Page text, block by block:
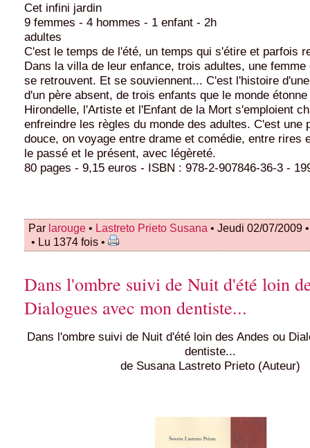
Cet infini jardin
9 femmes - 4 hommes - 1 enfant - 2h
adultes
C'est le temps de l'été, un temps qui s'étire et parfois
Dans la villa de leur enfance, trois adultes, une femme
se retrouvent. Et se souviennent... C'est l'histoire
d'un père absent, de trois enfants que le monde
Hirondelle, l'Artiste et l'Enfant de la Mort s'emploient
enfreindre les règles du monde des adultes. C'est une
douce, on voyage entre drame et comédie, entre rires
le passé et le présent, avec légèreté.
80 pages - 9,15 euros - ISBN : 978-2-907846-36-3 -
Par larouge • Lastreto Prieto Susana • Jeudi 02/07/2009
• Lu 1374 fois •
Dans l'ombre suivi de Nuit d'été loin
Dialogues avec mon dentiste...
Dans l'ombre suivi de Nuit d'été loin des Andes ou
dentiste...
de Susana Lastreto Prieto (Auteur)